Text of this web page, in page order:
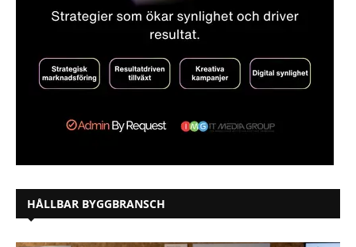
HÅLLBAR BYGGBRANSCH